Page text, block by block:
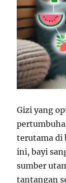
Gizi yang
terutama di
ini, bayi
sumber
tantangan